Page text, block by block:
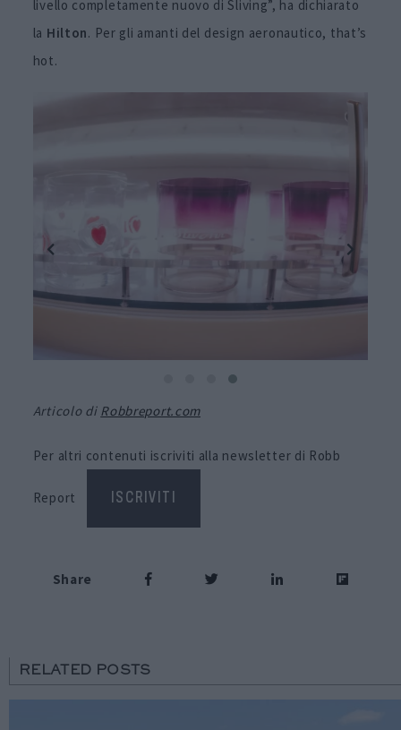
livello completamente nuovo di Sliving”, ha dichiarato
la Hilton. Per gli amanti del design aeronautico, that’s
hot.
Per altri contenuti iscriviti alla newsletter di Robb
Report ISCRIVITI
Share